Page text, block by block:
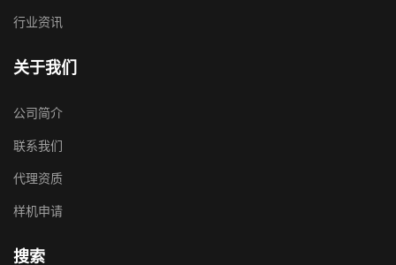
行业资讯
关于我们
公司简介
联系我们
代理资质
样机申请
搜索